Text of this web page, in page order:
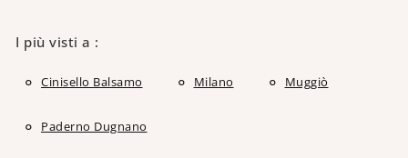
I più visti a :
Cinisello Balsamo Milano Muggiò
Paderno Dugnano